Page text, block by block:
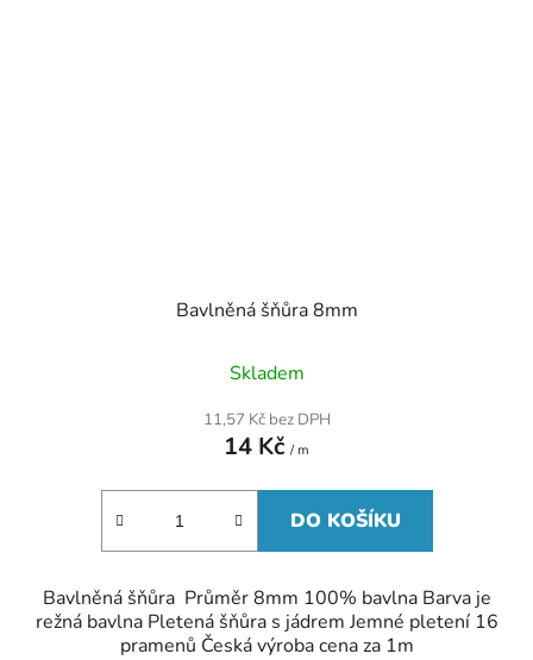
Bavlněná šňůra 8mm
Skladem
11,57 Kč bez DPH
14 Kč / m
DO KOŠÍKU
Bavlněná šňůra Průměr 8mm 100% bavlna Barva je
režná bavlna Pletená šňůra s jádrem Jemné pletení 16
pramenů Česká výroba cena za 1m